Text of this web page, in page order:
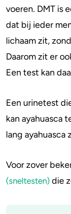
voeren. DMT is
dat bij ieder
lichaam zit,
Daarom zit er
Een test kan
Een urinetest
kan ayahuasca
lang ayahuasca
Voor zover
(sneltesten) die